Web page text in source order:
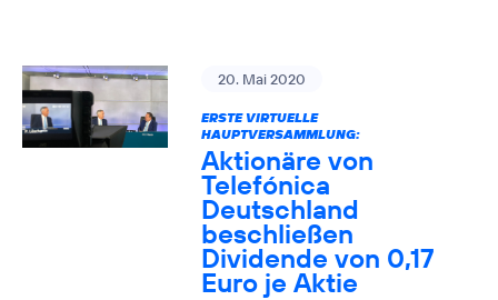
20. Mai 2020
ERSTE VIRTUELLE
HAUPTVERSAMMLUNG:
Aktionäre von
Telefónica
Deutschland
beschließen
Dividende von 0,17
Euro je Aktie